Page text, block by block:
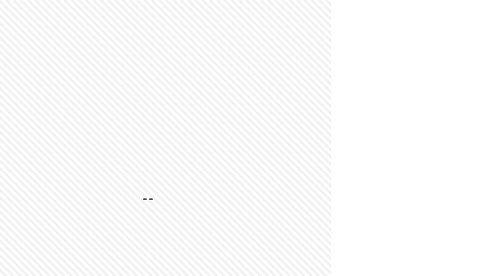
--